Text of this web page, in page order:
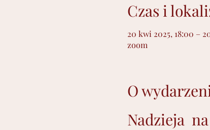
Czas i
20 kwi 2025, 18:00 –
zoom
O
Nadzieja